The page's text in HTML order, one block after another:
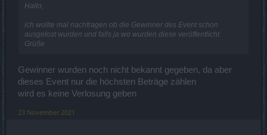
4. bis 10. Preis
500 Drachenknochen
1 000 Draken
250 Drachenknochen
500 Draken
Hallo,
ich wollte mal nachfragen ob die Gewinner des Event schon
ausgelost wurden und falls ja wo wurden diese veröffentlicht.
Grüße
Gewinner wurden noch nicht bekannt gegeben, da aber
dieses Event nur die höchsten Beträge zählen
wird es keine Verlosung geben
23 November 2021